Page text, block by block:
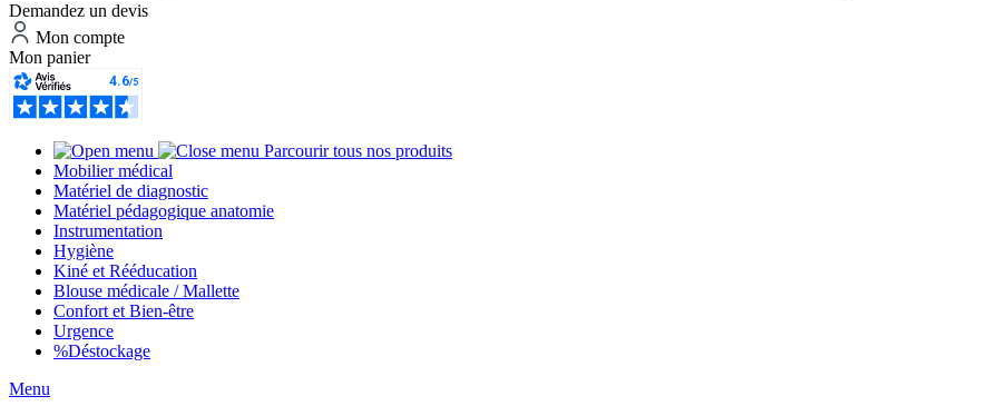
Demandez un devis
Mon compte
Mon panier
Parcourir tous nos produits
Mobilier médical
Matériel de diagnostic
Matériel pédagogique anatomie
Instrumentation
Hygiène
Kiné et Rééducation
Blouse médicale / Mallette
Confort et Bien-être
Urgence
%Déstockage
Menu